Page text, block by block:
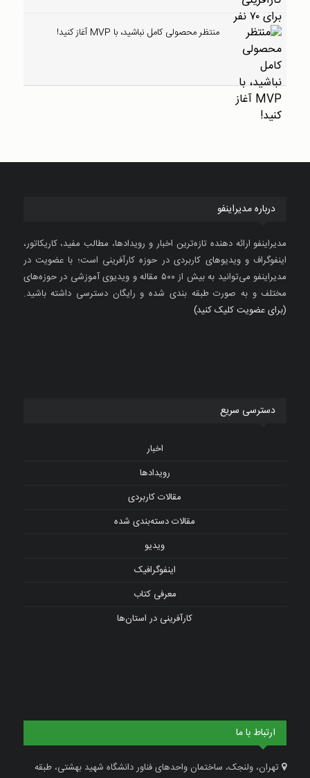
منتظر محصولی کامل نباشید، با MVP آغاز کنید!
درباره مدیراینفو
مدیراینفو ارائه دهنده تازه‌ترین اخبار و رویدادها، مطالب مفید، کاریکاتور،
اینفوگراف و ویدیوهای کاربردی در حوزه کارآفرینی است؛ با عضویت در
مدیراینفو می‌توانید به بیش از ۵۰۰ مقاله و ویدیوی آموزشی در حوزه‌های
مختلف و به صورت طبقه بندی شده و رایگان دسترسی داشته باشید.
(برای عضویت کلیک کنید)
دسترسی سریع
اخبار
رویدادها
مقالات کاربردی
مقالات دسته‌بندی شده
ویدیو
اینفوگرافیک
معرفی کتاب
کارآفرینی در استان‌ها
ارتباط با ما
تهران، ولنجک، ساختمان واحدهای فناور دانشگاه شهید بهشتی، طبقه